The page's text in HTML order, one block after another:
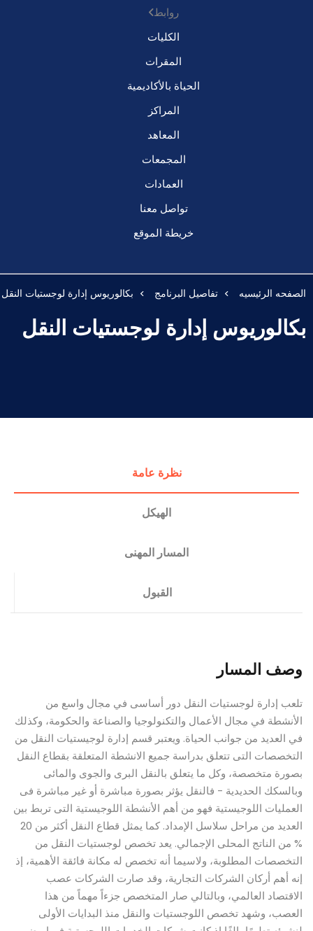
روابط
الكليات
المقرات
الحياة بالأكاديمية
المراكز
المعاهد
المجمعات
العمادات
تواصل معنا
خريطة الموقع
الصفحه الرئيسيه تفاصيل البرنامج بكالوريوس إدارة لوجستيات النقل
بكالوريوس إدارة لوجستيات النقل
نظرة عامة
الهيكل
المسار المهنى
القبول
وصف المسار
تلعب إدارة لوجستيات النقل دور أساسى في مجال واسع من
الأنشطة في مجال الأعمال والتكنولوجيا والصناعة والحكومة، وكذلك
في العديد من جوانب الحياة. ويعتبر قسم إدارة لوجيستيات النقل من
التخصصات التى تتعلق بدراسة جميع الانشطة المتعلقة بقطاع النقل
بصورة متخصصة، وكل ما يتعلق بالنقل البرى والجوى والمائى
وبالسكك الحديدية - فالنقل يؤثر بصورة مباشرة أو غير مباشرة فى
العمليات اللوجيستية فهو من أهم الأنشطة اللوجيستية التى تربط بين
العديد من مراحل سلاسل الإمداد. كما يمثل قطاع النقل أكثر من 20
% من الناتج المحلى الإجمالي. يعد تخصص لوجستيات النقل من
التخصصات المطلوبة، ولاسيما أنه تخصص له مكانة فائقة الأهمية، إذ
إنه أهم أركان الشركات التجارية، وقد صارت الشركات عصب
الاقتصاد العالمي، وبالتالي صار المتخصص جزءاً مهماً من هذا
العصب، وشهد تخصص اللوجستيات والنقل منذ البدايات الأولى